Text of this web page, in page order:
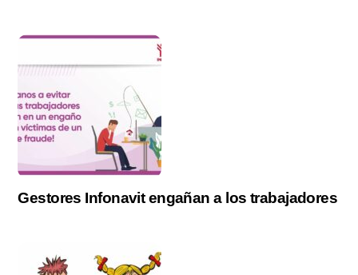
Gestores Infonavit engañan a los trabajadores